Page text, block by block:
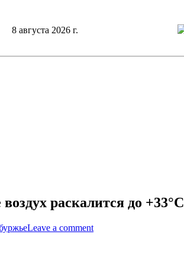
8 августа 2026 г.
раскалится до +33°C
Leave a comment